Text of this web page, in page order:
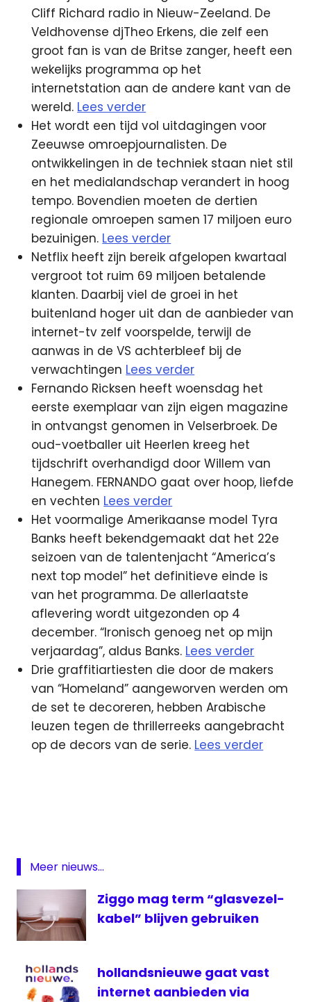
Cliff Richard radio in Nieuw-Zeeland. De
Veldhovense djTheo Erkens, die zelf een
groot fan is van de Britse zanger, heeft een
wekelijks programma op het
internetstation aan de andere kant van de
wereld. Lees verder
Het wordt een tijd vol uitdagingen voor
Zeeuwse omroepjournalisten. De
ontwikkelingen in de techniek staan niet stil
en het medialandschap verandert in hoog
tempo. Bovendien moeten de dertien
regionale omroepen samen 17 miljoen euro
bezuinigen. Lees verder
Netflix heeft zijn bereik afgelopen kwartaal
vergroot tot ruim 69 miljoen betalende
klanten. Daarbij viel de groei in het
buitenland hoger uit dan de aanbieder van
internet-tv zelf voorspelde, terwijl de
aanwas in de VS achterbleef bij de
verwachtingen Lees verder
Fernando Ricksen heeft woensdag het
eerste exemplaar van zijn eigen magazine
in ontvangst genomen in Velserbroek. De
oud-voetballer uit Heerlen kreeg het
tijdschrift overhandigd door Willem van
Hanegem. FERNANDO gaat over hoop, liefde
en vechten Lees verder
Het voormalige Amerikaanse model Tyra
Banks heeft bekendgemaakt dat het 22e
seizoen van de talentenjacht “America’s
next top model” het definitieve einde is
van het programma. De allerlaatste
aflevering wordt uitgezonden op 4
december. “Ironisch genoeg net op mijn
verjaardag”, aldus Banks. Lees verder
Drie graffitiartiesten die door de makers
van “Homeland” aangeworven werden om
de set te decoreren, hebben Arabische
leuzen tegen de thrillerreeks aangebracht
op de decors van de serie. Lees verder
KPN
NOS
ORTS
VRT
ziggo
Meer nieuws...
Ziggo mag term “glasvezel-
kabel” blijven gebruiken
hollandsnieuwe gaat vast
internet aanbieden via